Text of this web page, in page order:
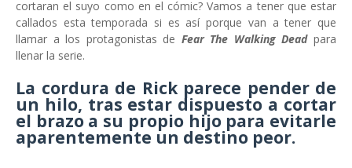
cortaran el suyo como en el cómic? Vamos a tener que estar
callados esta temporada si es así porque van a tener que
llamar a los protagonistas de Fear The Walking Deadpara
llenar la serie.
La cordura de Rickparece pender de
un hilo, tras estar dispuesto a cortar
el brazo a su propio hijo para evitarle
aparentemente un destino peor.